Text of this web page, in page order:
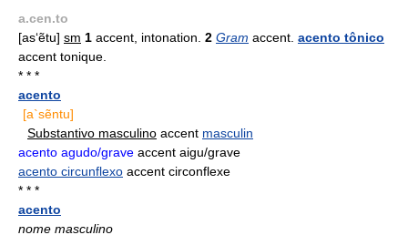
a.cen.to
[as‘ẽtu] sm 1 accent, intonation. 2 Gram accent. acento tônico
accent tonique.
* * *
acento
[a`sẽntu]
Substantivo masculino accent masculin
acento agudo/grave accent aigu/grave
acento circunflexo accent circonflexe
* * *
acento
nome masculino